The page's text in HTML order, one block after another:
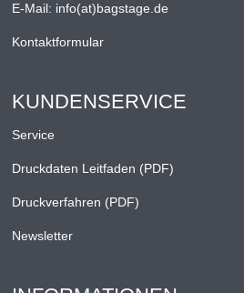
E-Mail: info(at)bagstage.de
Kontaktformular
KUNDENSERVICE
Service
Druckdaten Leitfaden (PDF)
Druckverfahren (PDF)
Newsletter